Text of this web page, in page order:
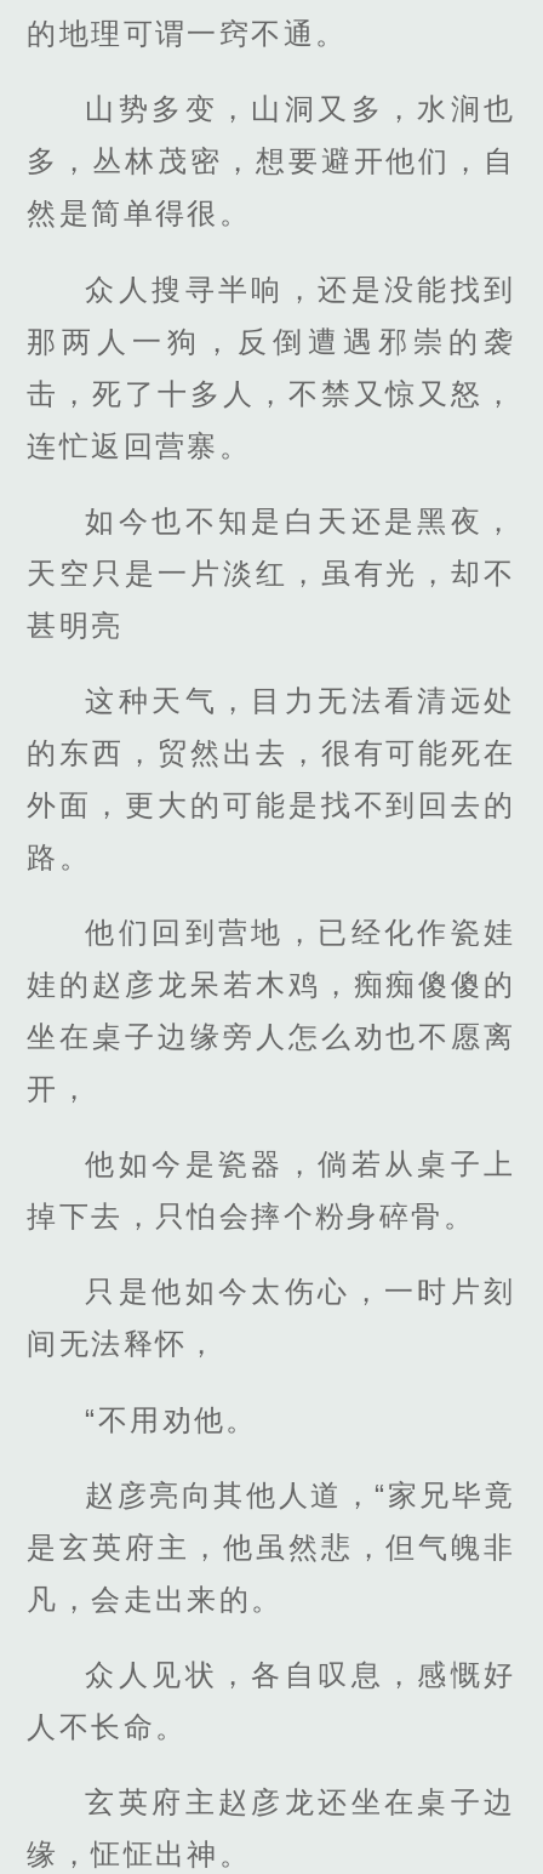
的地理可谓一窍不通。
山势多变，山洞又多，水涧也
多，丛林茂密，想要避开他们，自
然是简单得很。
众人搜寻半响，还是没能找到
那两人一狗，反倒遭遇邪崇的袭
击，死了十多人，不禁又惊又怒，
连忙返回营寨。
如今也不知是白天还是黑夜，
天空只是一片淡红，虽有光，却不
甚明亮
这种天气，目力无法看清远处
的东西，贸然出去，很有可能死在
外面，更大的可能是找不到回去的
路。
他们回到营地，已经化作瓷娃
娃的赵彦龙呆若木鸡，痴痴傻傻的
坐在桌子边缘旁人怎么劝也不愿离
开，
他如今是瓷器，倘若从桌子上
掉下去，只怕会摔个粉身碎骨。
只是他如今太伤心，一时片刻
间无法释怀，
“不用劝他。
赵彦亮向其他人道，“家兄毕竟
是玄英府主，他虽然悲，但气魄非
凡，会走出来的。
众人见状，各自叹息，感慨好
人不长命。
玄英府主赵彦龙还坐在桌子边
缘，怔怔出神。